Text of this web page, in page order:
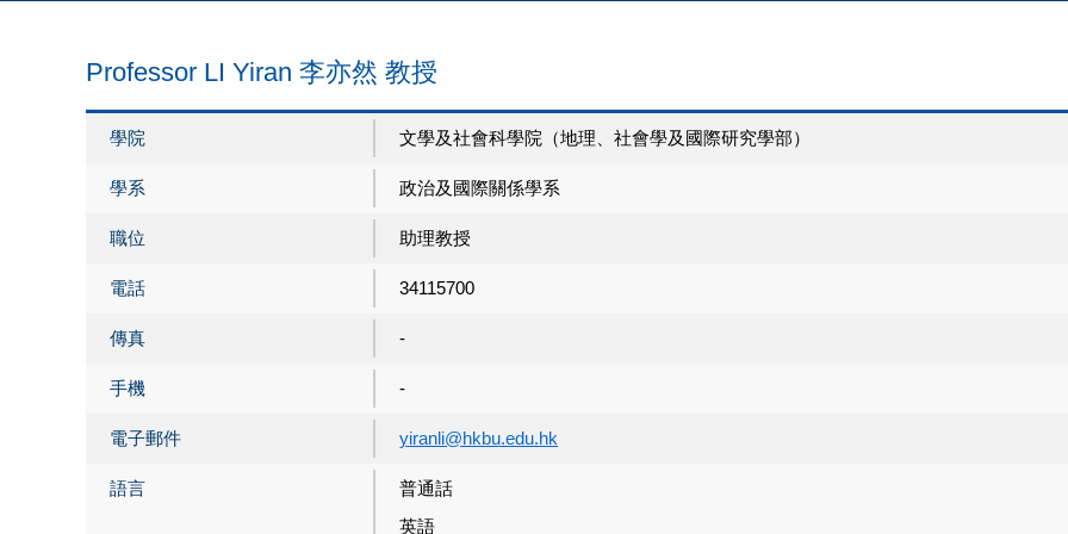
Professor LI Yiran 李亦然 教授
學院 文學及社會科學院（地理、社會學及國際研究學部）
學系 政治及國際關係學系
職位 助理教授
電話 34115700
傳真 -
手機 -
電子郵件 yiranli@hkbu.edu.hk
語言
普通話
英語